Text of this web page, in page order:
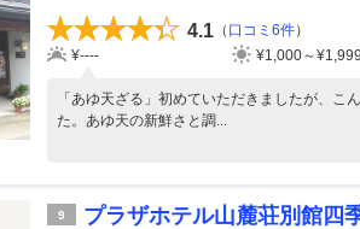
4.1 （ 口コミ6件）
¥----
¥1,000～¥1,999
「あゆ天ざる」初めていただきましたが、こ
た。あゆ天の新鮮さと調...
9 プラザホテル山麓荘別館四